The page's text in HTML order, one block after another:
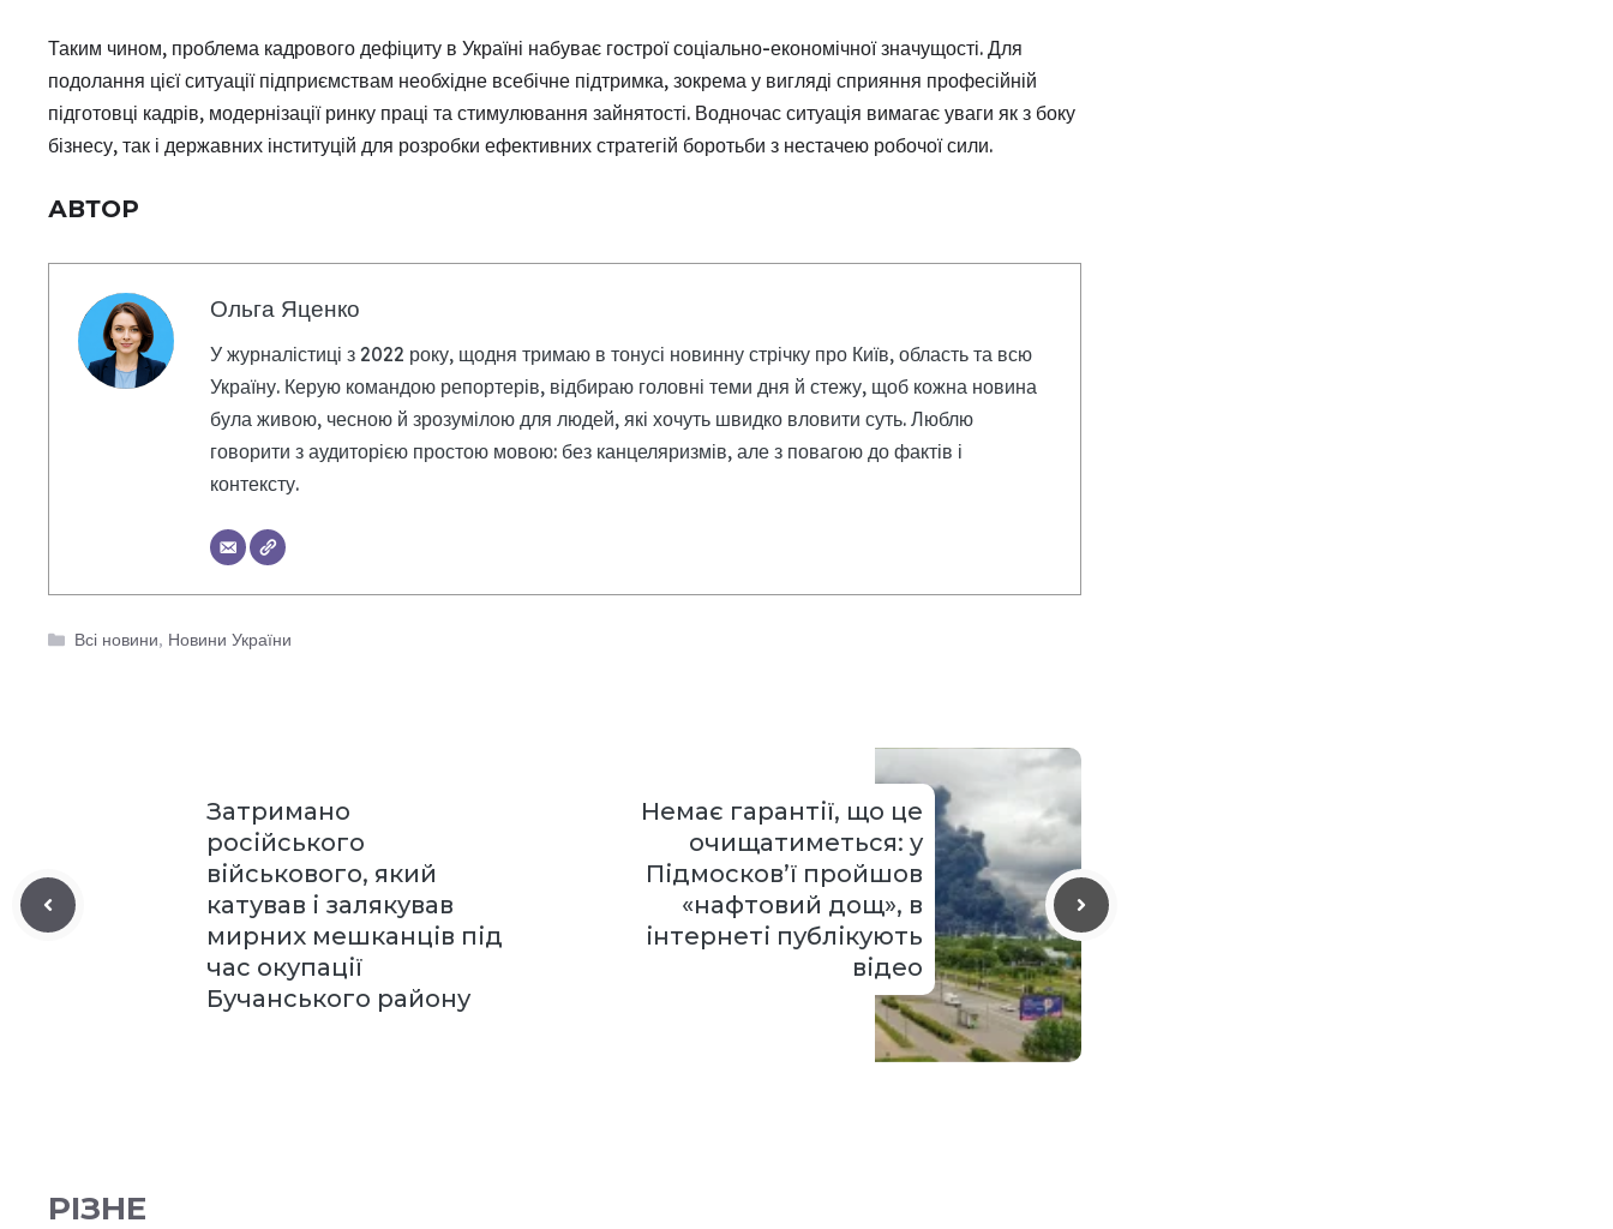
Таким чином, проблема кадрового дефіциту в Україні набуває гострої соціально-економічної значущості. Для
подолання цієї ситуації підприємствам необхідне всебічне підтримка, зокрема у вигляді сприяння професійній
підготовці кадрів, модернізації ринку праці та стимулювання зайнятості. Водночас ситуація вимагає уваги як з боку
бізнесу, так і державних інституцій для розробки ефективних стратегій боротьби з нестачею робочої сили.
АВТОР
Ольга Яценко
У журналістиці з 2022 року, щодня тримаю в тонусі новинну стрічку про Київ, область та всю
Україну. Керую командою репортерів, відбираю головні теми дня й стежу, щоб кожна новина
була живою, чесною й зрозумілою для людей, які хочуть швидко вловити суть. Люблю
говорити з аудиторією простою мовою: без канцеляризмів, але з повагою до фактів і
контексту.
Категорії
Всі новини, Новини України
Затримано
російського
військового, який
катував і залякував
мирних мешканців під
час окупації
Бучанського району
Немає гарантії, що це
очищатиметься: у
Підмосков’ї пройшов
«нафтовий дощ», в
інтернеті публікують
відео
РІЗНЕ